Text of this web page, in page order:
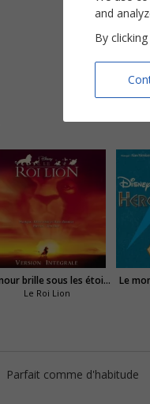
L'amour brille sous les étoiles
Le Roi Lion
Le
Parfait comme d'habitude
and
By